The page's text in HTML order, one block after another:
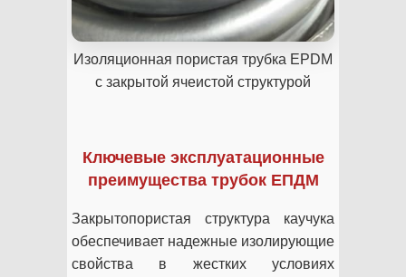
Изоляционная пористая трубка EPDM
с закрытой ячеистой структурой
Ключевые эксплуатационные
преимущества трубок ЕПДМ
Закрытопористая структура каучука
обеспечивает надежные изолирующие
свойства в жестких условиях